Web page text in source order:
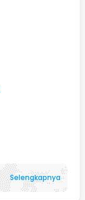
Selengkapnya